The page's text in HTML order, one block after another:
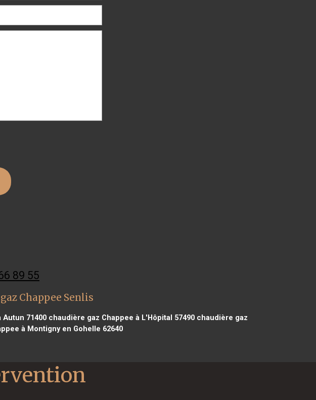
89 55
Chappee Senlis
71400 chaudière gaz Chappee à L'Hôpital 57490 chaudière gaz
à Montigny en Gohelle 62640